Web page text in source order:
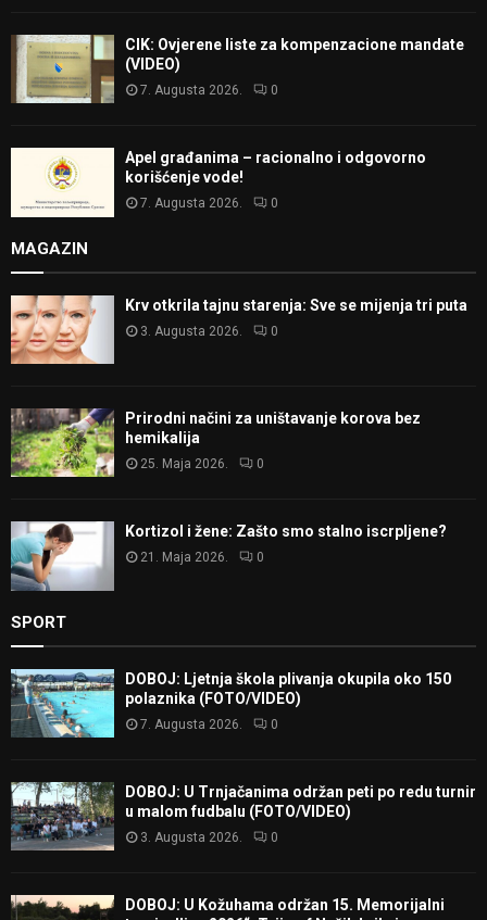
CIK: Ovjerene liste za kompenzacione mandate
(VIDEO)
7. Augusta 2026. 0
Apel građanima – racionalno i odgovorno
korišćenje vode!
7. Augusta 2026. 0
MAGAZIN
Krv otkrila tajnu starenja: Sve se mijenja tri puta
3. Augusta 2026. 0
Prirodni načini za uništavanje korova bez
hemikalija
25. Maja 2026. 0
Kortizol i žene: Zašto smo stalno iscrpljene?
21. Maja 2026. 0
SPORT
DOBOJ: Ljetnja škola plivanja okupila oko 150
polaznika (FOTO/VIDEO)
7. Augusta 2026. 0
DOBOJ: U Trnjačanima održan peti po redu turnir
u malom fudbalu (FOTO/VIDEO)
3. Augusta 2026. 0
DOBOJ: U Kožuhama održan 15. Memorijalni